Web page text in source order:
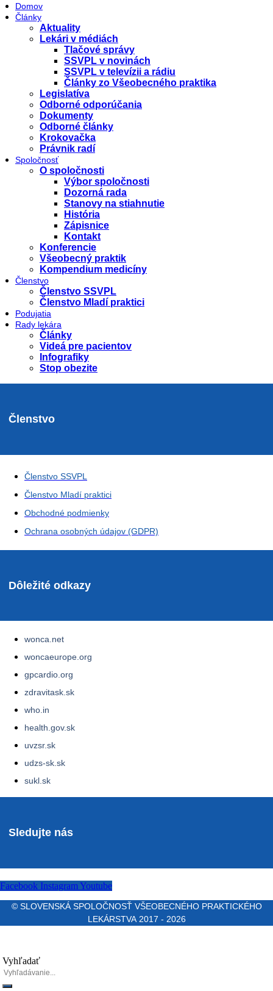
Domov
Články
Aktuality
Lekári v médiách
Tlačové správy
SSVPL v novinách
SSVPL v televízii a rádiu
Články zo Všeobecného praktika
Legislatíva
Odborné odporúčania
Dokumenty
Odborné články
Krokovačka
Právnik radí
Spoločnosť
O spoločnosti
Výbor spoločnosti
Dozorná rada
Stanovy na stiahnutie
História
Zápisnice
Kontakt
Konferencie
Všeobecný praktik
Kompendium medicíny
Členstvo
Členstvo SSVPL
Členstvo Mladí praktici
Podujatia
Rady lekára
Články
Videá pre pacientov
Infografiky
Stop obezite
Členstvo
Členstvo SSVPL
Členstvo Mladí praktici
Obchodné podmienky
Ochrana osobných údajov (GDPR)
Dôležité odkazy
wonca.net
woncaeurope.org
gpcardio.org
zdravitask.sk
who.in
health.gov.sk
uvzsr.sk
udzs-sk.sk
sukl.sk
Sledujte nás
Facebook Instagram Youtube
© SLOVENSKÁ SPOLOČNOSŤ VŠEOBECNÉHO PRAKTICKÉHO
LEKÁRSTVA 2017 - 2026
Vyhľadať